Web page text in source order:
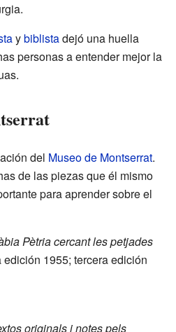
ybiblistadejó una huella
personas a entender mejor la
del Museo de Montserrat.
de las piezas que él mismo
para aprender sobre el
Pètria cercant les petjades
edición 1955; tercera edición
originals i notes pels